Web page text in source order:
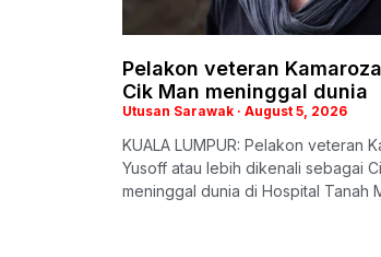
Pelakon veteran
Cik Man meninggal dunia
Utusan Sarawak August 5, 2026
KUALA LUMPUR: Pelakon veteran
Yusoff atau lebih dikenali sebagai
meninggal dunia di Hospital Tanah